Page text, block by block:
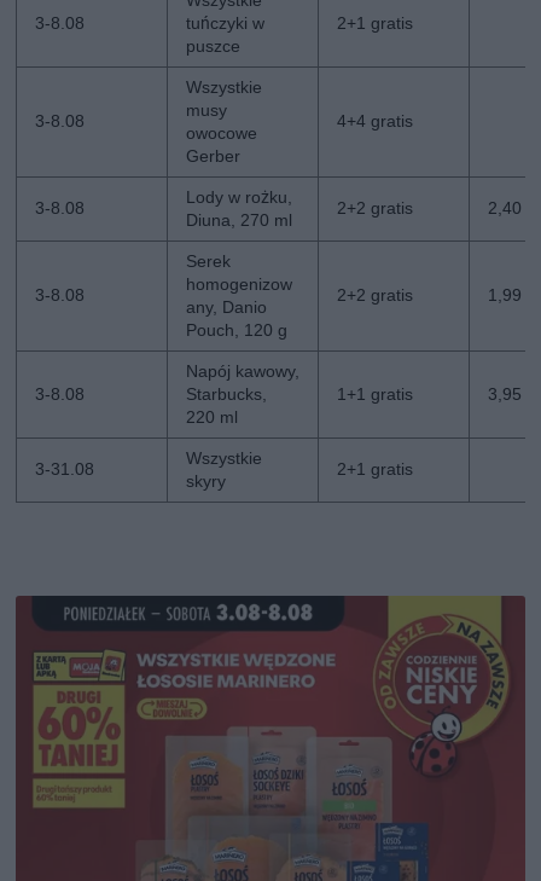
3-8.08
tuńczyki w
puszce
2+1 gratis
3-8.08
Wszystkie
musy
owocowe
Gerber
4+4 gratis
3-8.08
Lody w rożku,
Diuna, 270 ml
2+2 gratis 2,40
3-8.08
Serek
homogenizow
any, Danio
Pouch, 120 g
2+2 gratis 1,99
3-8.08
Napój kawowy,
Starbucks,
220 ml
1+1 gratis 3,95
3-31.08
Wszystkie
skyry
2+1 gratis